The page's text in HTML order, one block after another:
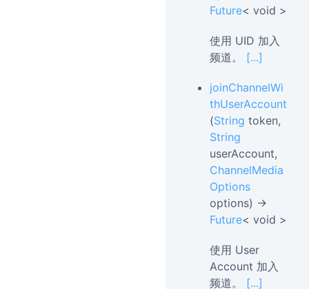
Future< void >
使用 UID 加入
频道。 [...]
joinChannelWi
thUserAccount
(String token,
String
userAccount,
ChannelMedia
Options
options) →
Future< void >
使用 User
Account 加入
频道。 [...]